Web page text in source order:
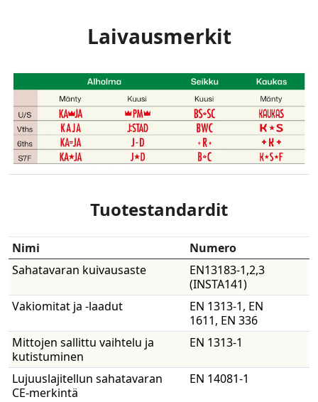
Laivausmerkit
Tuotestandardit
Nimi
Numero
Sahatavaran kuivausaste
EN13183-1,2,3
(INSTA141)
​Vakiomitat ja -laadut
EN 1313-1, EN
1611, EN 336
​​Mittojen sallittu vaihtelu ja
kutistuminen
EN 1313-1
​Lujuuslajitellun sahatavaran
CE-merkintä
EN 14081-1